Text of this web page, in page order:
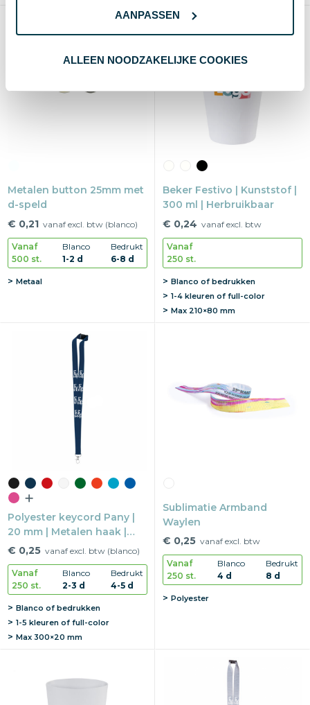
AANPASSEN
ALLEEN NOODZAKELIJKE COOKIES
Metalen button 25mm met
d-speld
€ 0,21 vanaf excl. btw (blanco)
Vanaf
500 st.
Blanco
1-2 d
Bedrukt
6-8 d
Metaal
Beker Festivo | Kunststof |
300 ml | Herbruikbaar
€ 0,24 vanaf excl. btw
Vanaf
250 st.
Blanco of bedrukken
1-4 kleuren of full-color
Max 210×80 mm
Polyester keycord Pany |
20 mm | Metalen haak |
Safetyclip
€ 0,25 vanaf excl. btw (blanco)
Vanaf
250 st.
Blanco
2-3 d
Bedrukt
4-5 d
Blanco of bedrukken
1-5 kleuren of full-color
Max 300×20 mm
Sublimatie Armband
Waylen
€ 0,25 vanaf excl. btw
Vanaf
250 st.
Blanco
4 d
Bedrukt
8 d
Polyester